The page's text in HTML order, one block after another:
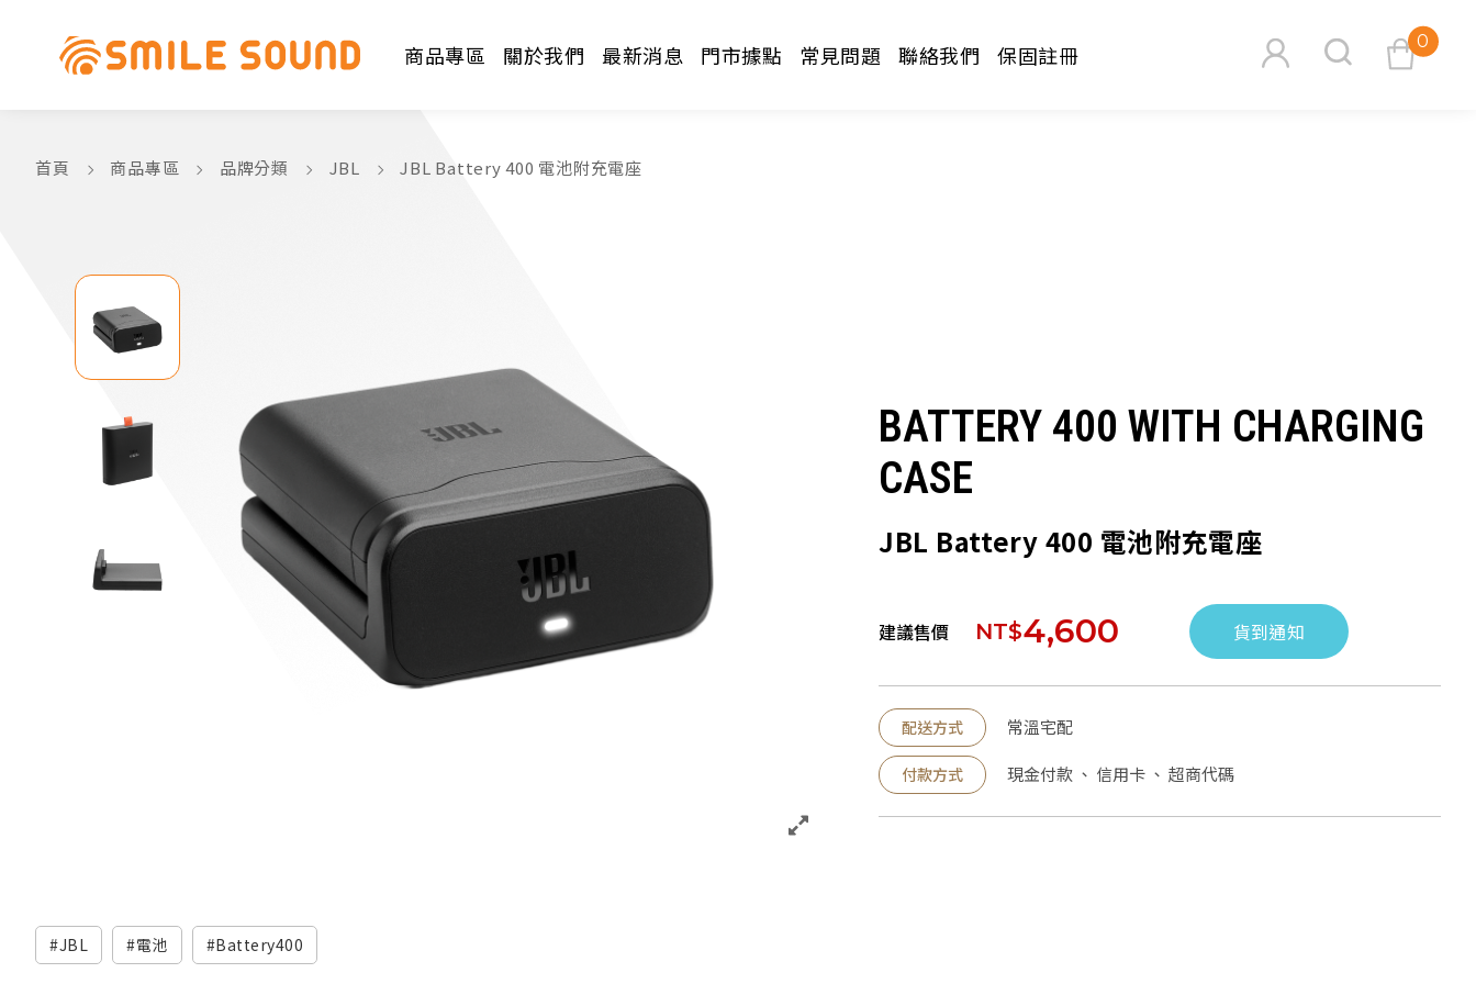
0
商品專區 關於我們 最新消息 門市據點 常見問題 聯絡我們 保固註冊
首頁 商品專區 品牌分類 JBL JBL Battery 400 電池附充電座
JBL 電池 Battery400
BATTERY 400 WITH CHARGING
CASE
JBL Battery 400 電池附充電座
建議售價 NT$4,600 貨到通知
配送方式 常溫宅配
付款方式 現金付款 、 信用卡 、 超商代碼